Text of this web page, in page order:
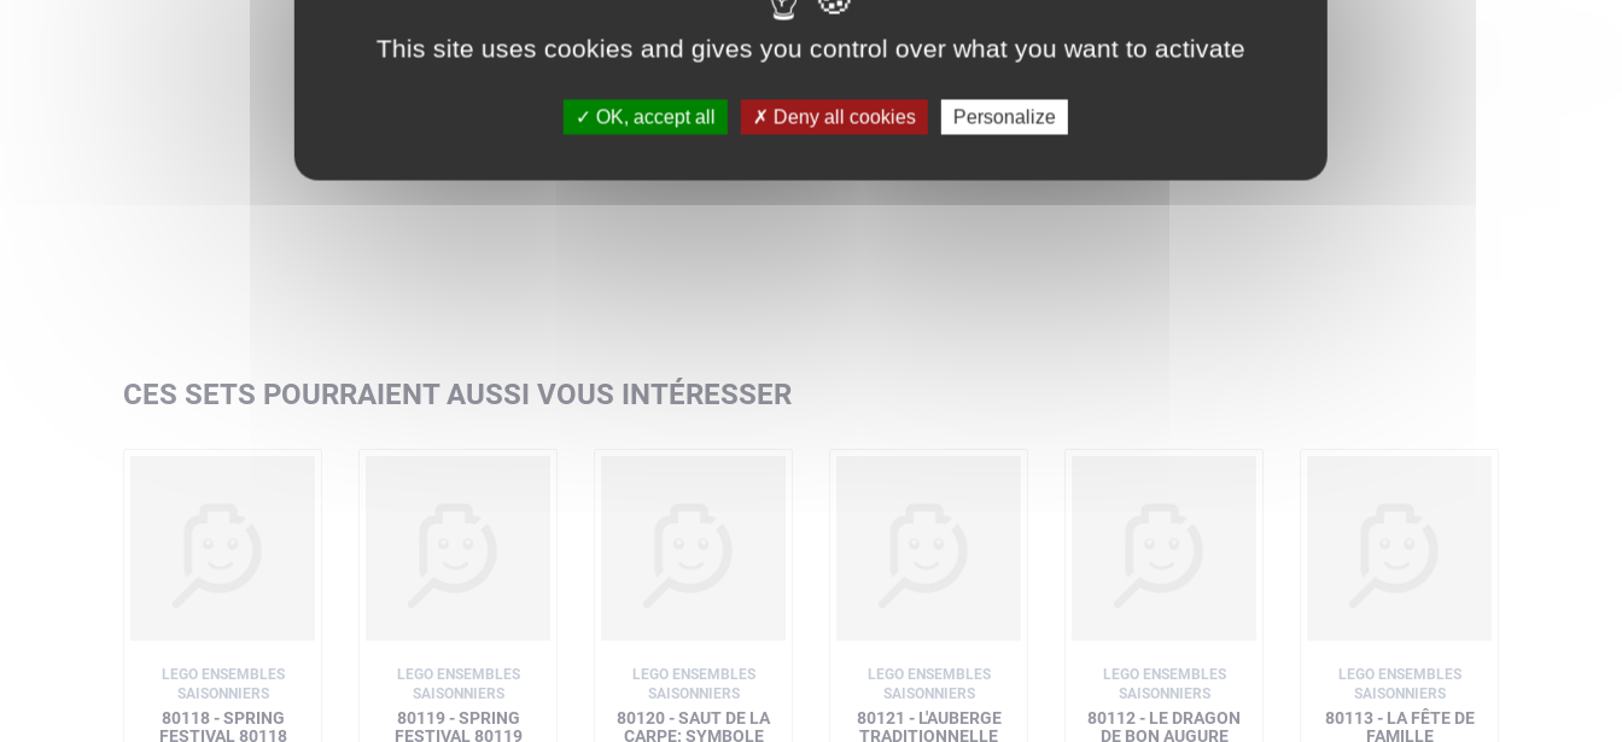
CES SETS POURRAIENT AUSSI VOUS INTÉRESSER
LEGO ENSEMBLES
SAISONNIERS
80118 - SPRING
FESTIVAL 80118
LEGO ENSEMBLES
SAISONNIERS
80119 - SPRING
FESTIVAL 80119
LEGO ENSEMBLES
SAISONNIERS
80120 - SAUT DE LA
CARPE: SYMBOLE
LEGO ENSEMBLES
SAISONNIERS
80121 - L'AUBERGE
TRADITIONNELLE
LEGO ENSEMBLES
SAISONNIERS
80112 - LE DRAGON
DE BON AUGURE
LEGO ENSEMBLES
SAISONNIERS
80113 - LA FÊTE DE
FAMILLE
This site uses cookies and gives you control over what you want to activate
OK, accept all Deny all cookies Personalize